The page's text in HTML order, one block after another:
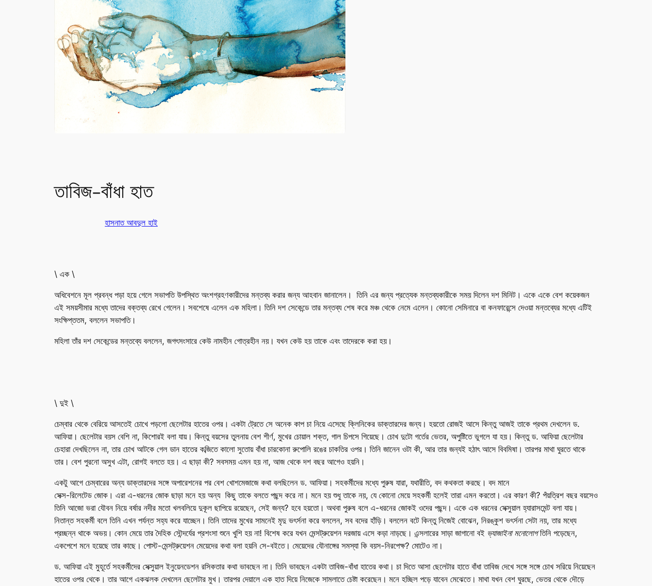
তাবিজ-বাঁধা হাত
হাসনাত আবদুল হাই
\ এক \
অধিবেশনে মূল প্রবন্ধ পড়া হয়ে গেলে সভাপতি উপস্থিত অংশগ্রহণকারীদের মন্তব্য করার জন্য আহবান জানালেন। তিনি এর জন্য প্রত্যেক মন্তব্যকারীকে সময় দিলেন দশ মিনিট। একে একে বেশ কয়েকজন
এই সময়সীমার মধ্যে তাদের বক্তব্য রেখে গেলেন। সবশেষে এলেন এক মহিলা। তিনি দশ সেকেন্ডে তার মন্তব্য শেষ করে মঞ্চ থেকে নেমে এলেন। কোনো সেমিনারে বা কনফারেন্সে দেওয়া মন্তব্যের মধ্যে এটিই
সংক্ষিপ্ততম, বললেন সভাপতি।
মহিলা তাঁর দশ সেকেন্ডের মন্তব্যে বললেন, জগৎসংসারে কেউ নামহীন গোত্রহীন নয়। যখন কেউ হয় তাকে এবং তাদেরকে করা হয়।
\ দুই \
চেম্বার থেকে বেরিয়ে আসতেই চোখে পড়লো ছেলেটার হাতের ওপর। একটা ট্রেতে সে অনেক কাপ চা নিয়ে এসেছে ক্লিনিকের ডাক্তারদের জন্য। হয়তো রোজই আসে কিন্তু আজই তাকে প্রথম দেখলেন ড.
আফিয়া। ছেলেটার বয়স বেশি না, কিশোরই বলা যায়। কিন্তু বয়সের তুলনায় বেশ শীর্ণ, মুখের চোয়াল শক্ত, গাল চিপসে গিয়েছে। চোখ দুটো গর্তের ভেতর, অপুষ্টিতে ভুগলে যা হয়। কিন্তু ড. আফিয়া ছেলেটার
চেহারা দেখছিলেন না, তার চোখ আটকে গেল ডান হাতের কব্জিতে কালো সুতোয় বাঁধা চারকোনা রুপোলি রঙের চাকতির ওপর। তিনি জানেন ওটা কী, আর তার জন্যই হঠাৎ আসে বিবমিষা। তারপর মাথা ঘুরতে থাকে
তার। বেশ পুরনো অসুখ এটা, রোগই বলতে হয়। এ ছাড়া কী? সবসময় এমন হয় না, আজ থেকে দশ বছর আগেও হয়নি।
একটু আগে চেম্বারের অন্য ডাক্তারদের সঙ্গে অপারেশনের পর বেশ খোশমেজাজে কথা বলছিলেন ড. আফিয়া। সহকর্মীদের মধ্যে পুরুষ যারা, যথারীতি, বদ কথকতা করছে। বদ মানে
সেক্স-রিলেটেড জোক। এরা এ-ধরনের জোক ছাড়া মনে হয় অন্য কিছু তাকে বলতে পছন্দ করে না। মনে হয় শুধু তাকে নয়, যে কোনো মেয়ে সহকর্মী হলেই তারা এমন করতো। এর কারণ কী? পঁয়ত্রিশ বছর বয়সেও
তিনি আজো ভরা যৌবন নিয়ে বর্ষার নদীর মতো খলবলিয়ে দুকূল ছাপিয়ে রয়েছেন, সেই জন্য? হবে হয়তো। অথবা পুরুষ বলে এ-ধরনের জোকই ওদের পছন্দ। একে এক ধরনের সেক্সুয়াল হ্যারাসমেন্ট বলা যায়।
নিতান্ত সহকর্মী বলে তিনি এখন পর্যন্ত সহ্য করে যাচ্ছেন। তিনি তাদের মুখের সামনেই মৃদু ভৎর্সনা করে বললেন, সব বদের হাঁড়ি। বললেন বটে কিন্তু নিজেই বোঝেন, নিরঙ্কুশ ভৎর্সনা সেটা নয়, তার মধ্যে
প্রচ্ছন্ন থাকে অভয়। কোন মেয়ে তার দৈহিক সৌন্দর্যের প্রশংসা শুনে খুশি হয় না! বিশেষ করে যখন মেন্সট্রুয়েশন দরজায় এসে কড়া নাড়ছে। এন্সলারের সাড়া জাগানো বই ভ্যাজাইনা মনোলোগতিনি পড়েছেন,
একপেশে মনে হয়েছে তার কাছে। পোস্ট-মেন্সট্রুয়েশন মেয়েদের কথা বলা হয়নি সে-বইতে। মেয়েদের যৌনাঙ্গের সমস্যা কি বয়স-নিরপেক্ষ? মোটেও না।
ড. আফিয়া এই মুহূর্তে সহকর্মীদের সেক্সুয়াল ইনুয়েনডেশন রসিকতার কথা ভাবছেন না। তিনি ভাবছেন একটা তাবিজ-বাঁধা হাতের কথা। চা দিতে আসা ছেলেটার হাতে বাঁধা তাবিজ দেখে সঙ্গে সঙ্গে চোখ সরিয়ে নিয়েছেন
হাতের ওপর থেকে। তার আগে একঝলক দেখলেন ছেলেটার মুখ। তারপর দেয়ালে এক হাত দিয়ে নিজেকে সামলাতে চেষ্টা করেছেন। মনে হচ্ছিল পড়ে যাবেন মেঝেতে। মাথা যখন বেশ ঘুরছে, ভেতর থেকে দৌড়ে